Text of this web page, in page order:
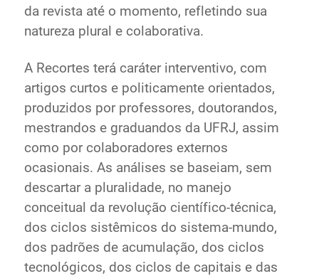
da revista até o momento, refletindo sua
natureza plural e colaborativa.
A Recortes terá caráter interventivo, com
artigos curtos e politicamente orientados,
produzidos por professores, doutorandos,
mestrandos e graduandos da UFRJ, assim
como por colaboradores externos
ocasionais. As análises se baseiam, sem
descartar a pluralidade, no manejo
conceitual da revolução científico-técnica,
dos ciclos sistêmicos do sistema-mundo,
dos padrões de acumulação, dos ciclos
tecnológicos, dos ciclos de capitais e das